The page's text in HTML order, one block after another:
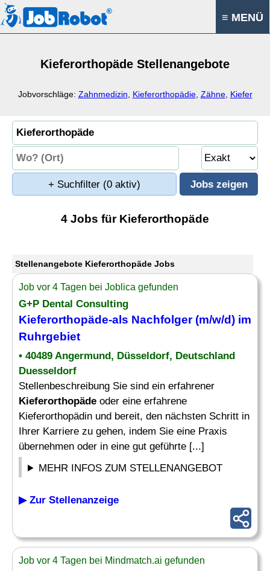
≡ MENÜ
Kieferorthopäde Stellenangebote
Jobvorschläge: Zahnmedizin Kieferorthopädie, Zähne, Kiefer
+ Suchfilter (0 aktiv)
4 Jobs für Kieferorthopäde
Stellenangebote Kieferorthopäde Jobs
Job vor 4 Tagen bei Joblica gefunden
G+P Dental Consulting
Kieferorthopäde-als Nachfolger (m/w/d) im
Ruhrgebiet
• 40489 Angermund, Düsseldorf, Deutschland
Duesseldorf
Stellenbeschreibung Sie sind ein erfahrener
Kieferorthopäde oder eine erfahrene
Kieferorthopädin und bereit, den nächsten Schritt in
Ihrer Karriere zu gehen, indem Sie eine Praxis
übernehmen oder in eine gut geführte [...]
MEHR INFOS ZUM STELLENANGEBOT
▶ Zur Stellenanzeige
Job vor 4 Tagen bei Mindmatch.ai gefunden